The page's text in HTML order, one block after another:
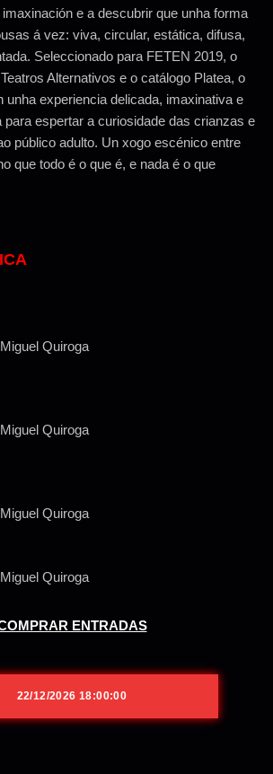
e a descubrir que unha forma
á vez: viva, circular, estática, difusa,
Seleccionado para FETEN 2019, o
Alternativos e o catálogo Platea, o
unha experiencia delicada, imaxinativa e
para espertar a curiosidade das crianzas e
público adulto. Un xogo escénico entre
que todo é o que é, e nada é o que
Quiroga
Quiroga
Quiroga
Quiroga
ENTRADAS
22/12/2026 18:00:00